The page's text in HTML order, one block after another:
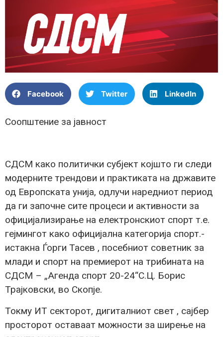
Facebook Twitter LinkedIn
Соопштение за јавност
СДСМ кaко политички субјект којшто ги следи
модерните трендови и практиката на државите
од Европската унија, одлучи наредниот период
да ги започне сите процеси и активности за
официјализирање на електронскиот спорт т.е.
гејмингот како официјална категорија спорт.-
истакна Ѓорги Тасев , посебниот советник за
млади и спорт на премиерот на трибината на
СДСМ – „Агенда спорт 20-24“С.Ц. Борис
Трајковски, во Скопје.
Токму ИТ секторот, дигиталниот свет , сајбер
просторот оставаат можности за ширење на